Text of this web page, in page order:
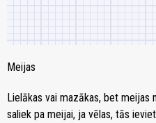
Meijas
Lielākas vai mazākas, bet
saliek pa meijai, ja vēlas, tās